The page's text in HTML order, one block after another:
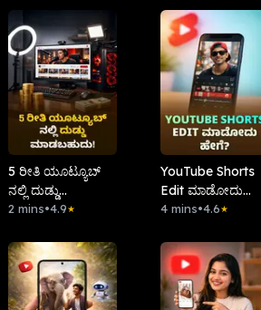
5 ರೀತಿ ಯೂಟ್ಯೂಬ್
ನಲ್ಲಿ ದುಡ್ಡು
ಮಾಡಬಹುದು!!
2 mins•4.9★
YouTube Shorts
Edit ಮಾಡೋದು
ಹೇಗೆ ?
4 mins•4.6★